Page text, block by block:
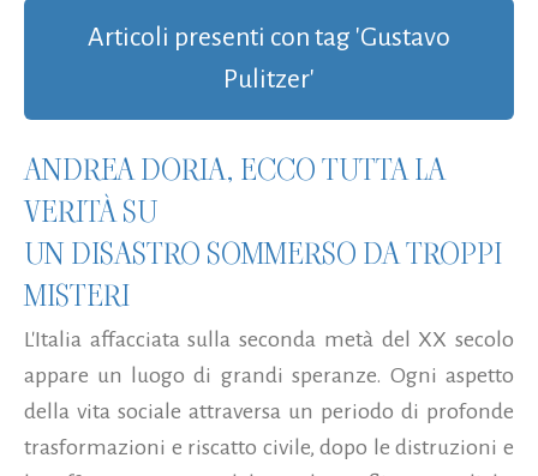
Articoli presenti con tag 'Gustavo
Pulitzer'
ANDREA DORIA, ECCO TUTTA LA
VERITÀ SU
UN DISASTRO SOMMERSO DA TROPPI
MISTERI
L'Italia affacciata sulla seconda metà del XX secolo
appare un luogo di grandi speranze. Ogni aspetto
della vita sociale attraversa un periodo di profonde
trasformazioni e riscatto civile, dopo le distruzioni e